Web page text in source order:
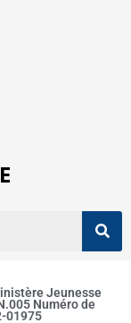
Jeunesse
Numéro de
01975